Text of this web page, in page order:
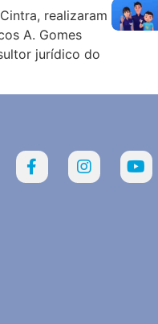
realizaram
A. Gomes
jurídico do